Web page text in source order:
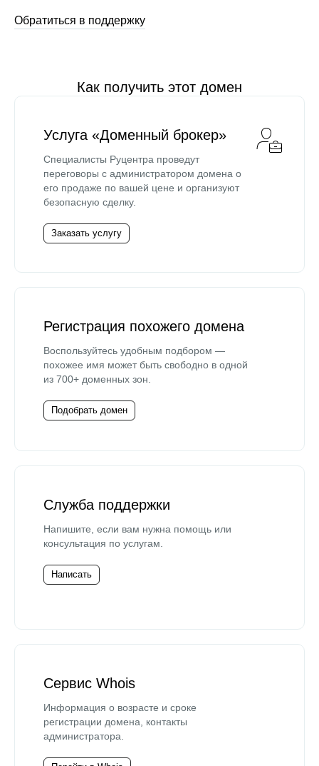
Обратиться в поддержку
Как получить этот домен
Услуга «Доменный брокер»
Специалисты Руцентра проведут
переговоры с администратором домена о
его продаже по вашей цене и организуют
безопасную сделку.
Заказать услугу
Регистрация похожего домена
Воспользуйтесь удобным подбором —
похожее имя может быть свободно в одной
из 700+ доменных зон.
Подобрать домен
Служба поддержки
Напишите, если вам нужна помощь или
консультация по услугам.
Написать
Сервис Whois
Информация о возрасте и сроке
регистрации домена, контакты
администратора.